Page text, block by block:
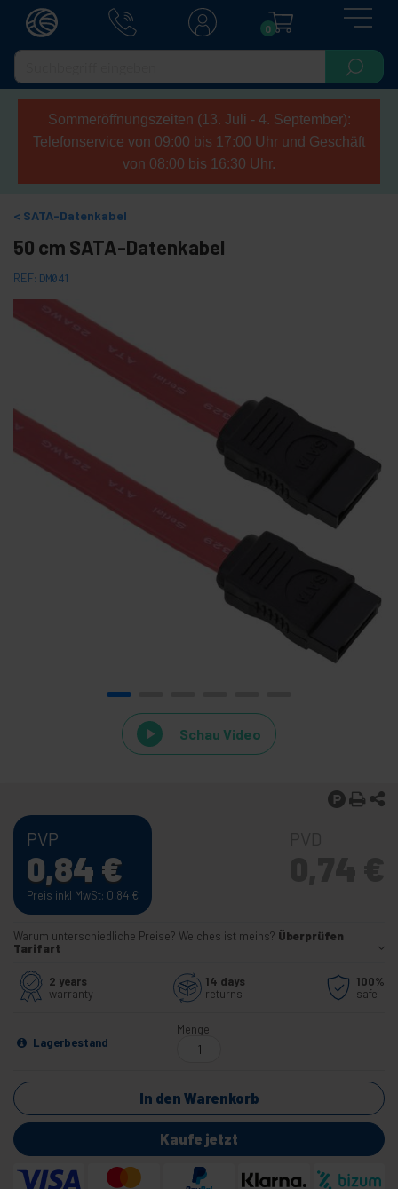
0
Sommeröffnungszeiten (13. Juli - 4. September):
Telefonservice von 09:00 bis 17:00 Uhr und Geschäft
von 08:00 bis 16:30 Uhr.
SATA-Datenkabel
50 cm SATA-Datenkabel
REF: DM041
Schau Video
PVP
0,84 €
Preis inkl MwSt: 0,84 €
Warum unterschiedliche Preise? Welches ist meins? Überprüfen
Tarifart
2 years
warranty
14 days
returns
100%
safe
Lagerbestand
Menge
In den Warenkorb
Kaufe jetzt